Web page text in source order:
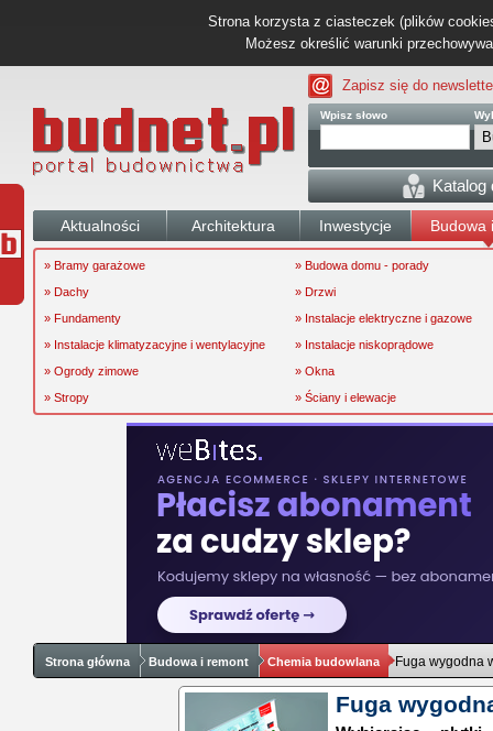
Strona korzysta z ciasteczek (plików
Możesz określić warunki
Zapisz się do
Wpisz słowo
Katalog
Aktualności Architektura Inwestycje Budowa
» Bramy garażowe
» Budowa domu - porady
» Dachy
» Drzwi
» Fundamenty
» Instalacje elektryczne i gazowe
» Instalacje klimatyzacyjne i wentylacyjne
» Instalacje niskoprądowe
» Ogrody zimowe
» Okna
» Stropy
» Ściany i elewacje
Strona główna Budowa i remont Chemia budowlana Fuga wygodna
Fuga